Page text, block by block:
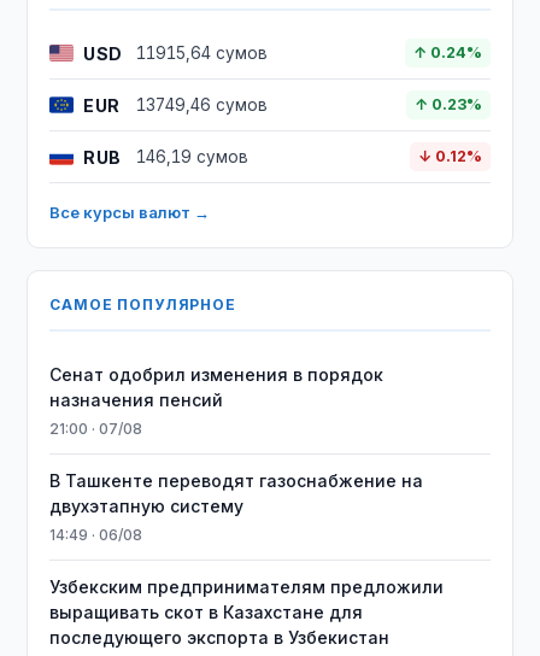
USD 11915,64 сумов ↑ 0.24%
EUR 13749,46 сумов ↑ 0.23%
RUB 146,19 сумов ↓ 0.12%
Все курсы валют →
САМОЕ ПОПУЛЯРНОЕ
Сенат одобрил изменения в порядок
назначения пенсий
21:00 · 07/08
В Ташкенте переводят газоснабжение на
двухэтапную систему
14:49 · 06/08
Узбекским предпринимателям предложили
выращивать скот в Казахстане для
последующего экспорта в Узбекистан